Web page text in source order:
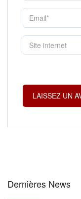
Dernières News